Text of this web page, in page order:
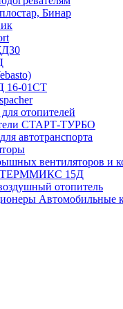
Бинар
16-01СТ
отопителей
СТАРТ-ТУРБО
автотранспорта
вентиляторов и
ТЕРММИКС 15Д
отопитель
Автомобильные